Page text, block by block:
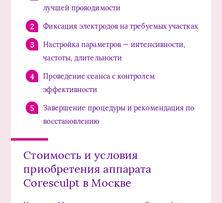
лучшей проводимости
Фиксация электродов на требуемых участках
Настройка параметров — интенсивности,
частоты, длительности
Проведение сеанса с контролем
эффективности
Завершение процедуры и рекомендация по
восстановлению
Стоимость и условия
приобретения аппарата
Coresculpt в Москве